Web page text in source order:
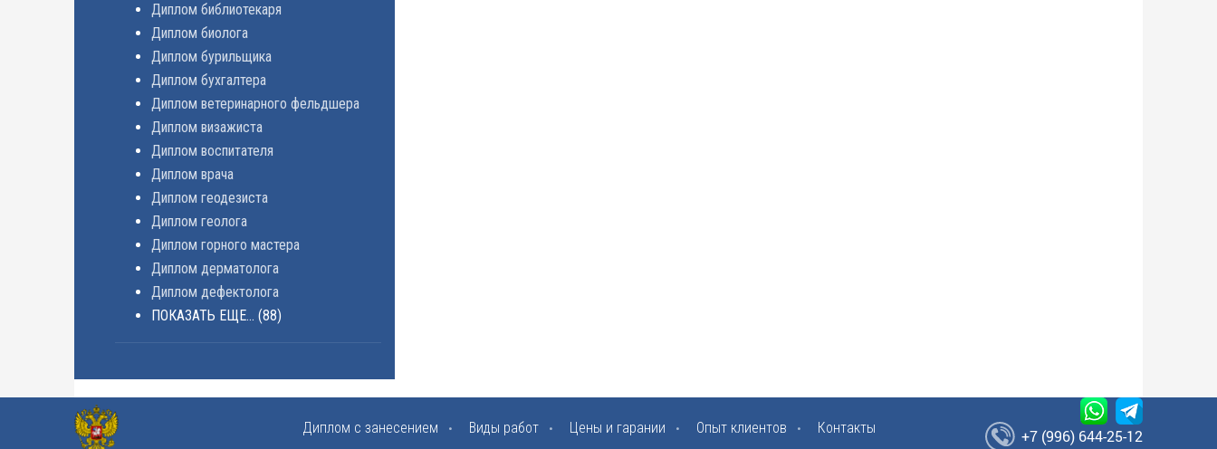
Диплом библиотекаря
Диплом биолога
Диплом бурильщика
Диплом бухгалтера
Диплом ветеринарного фельдшера
Диплом визажиста
Диплом воспитателя
Диплом врача
Диплом геодезиста
Диплом геолога
Диплом горного мастера
Диплом дерматолога
Диплом дефектолога
ПОКАЗАТЬ ЕЩЕ... (88)
Диплом с занесением Виды работ Цены и гарании Опыт клиентов Контакты +7 (996) 644-25-12